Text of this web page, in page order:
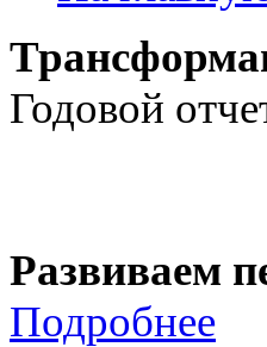
Годовой
Развиваем
Подробнее